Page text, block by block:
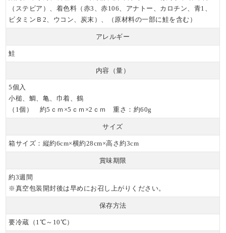
職人が丁寧に手作り
していますので、受
注生産でございま
込みくださいませ🙇‍♂️
タインかまぼこ #河
内屋 #クラフト #かま
ぼこ #職人技 #バレン
タインギフト #プチ
すすめ #贈り物にオ
ススメ #大切な人へ
出産祝いギフト #誕
生日祝い #富山グル
メ #金沢グルメ #北陸
に合う #ビールと共
に #ワインとともに #
（ステビア）、着色料（赤3、赤106、アナトー、カロチン、青1、
ビタミンＢ2、ウコン、炭末）、（原材料の一部に鮭を含む）
アレルギー
鮭
内容（量）
5個入
小槌、鯛、亀、巾着、鶴
（1個） 約5ｃｍ×5ｃｍ×2ｃｍ 重さ：約60g
サイズ
箱サイズ：縦約6cm×横約28cm×高さ約3cm
賞味期限
約3週間
※真空包装開封後は早めにお召し上がりください。
保存方法
要冷蔵（1℃～10℃）